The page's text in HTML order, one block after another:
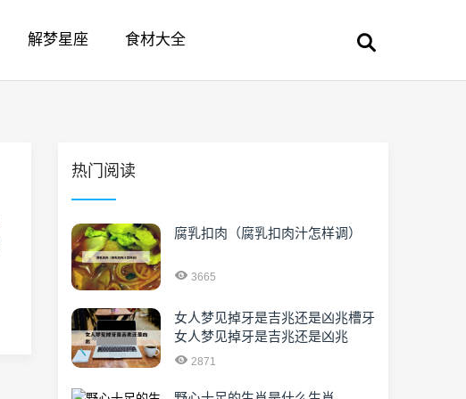
解梦星座 食材大全
热门阅读
腐乳扣肉（腐乳扣肉汁怎样调）
3665
女人梦见掉牙是吉兆还是凶兆槽牙
女人梦见掉牙是吉兆还是凶兆
2871